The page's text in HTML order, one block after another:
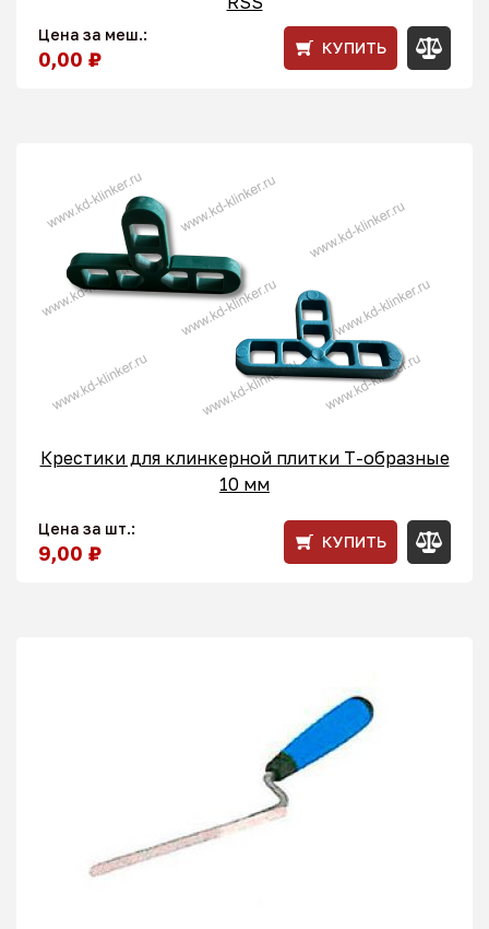
Цена за меш.:
0,00 ₽ КУПИТЬ
Крестики для клинкерной плитки T-образные
10 мм
Цена за шт.:
9,00 ₽ КУПИТЬ